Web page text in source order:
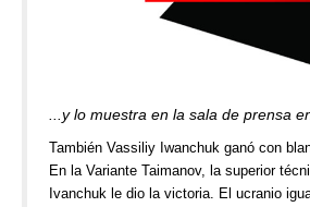
...y lo muestra en la sala de prensa
También Vassiliy Iwanchuk ganó con
En la Variante Taimanov, la superior
Ivanchuk le dio la victoria. El ucranio